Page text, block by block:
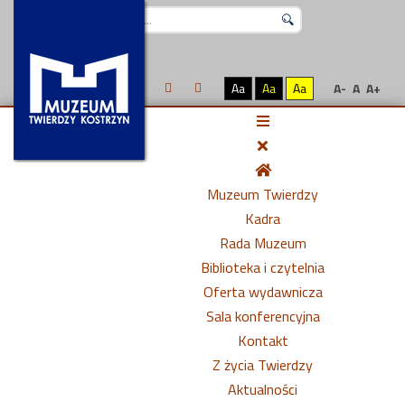
Aa Aa Aa A- A A+
Muzeum Twierdzy
Kadra
Rada Muzeum
Biblioteka i czytelnia
Oferta wydawnicza
Sala konferencyjna
Kontakt
Z życia Twierdzy
Aktualności